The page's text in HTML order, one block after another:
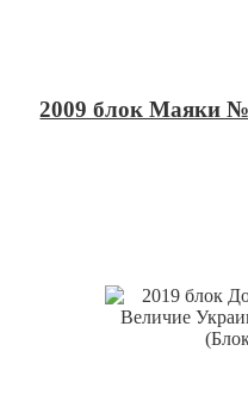
2009 блок Маяки